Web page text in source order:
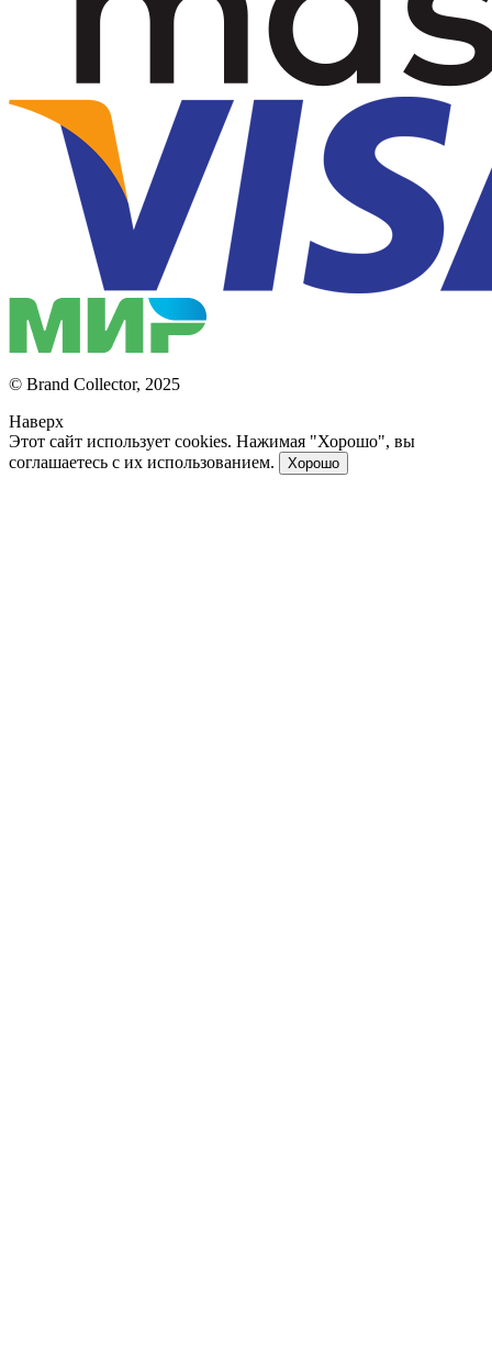
© Brand Collector, 2025
Наверх
Этот сайт использует cookies. Нажимая "Хорошо", вы
соглашаетесь с их использованием.
Хорошо